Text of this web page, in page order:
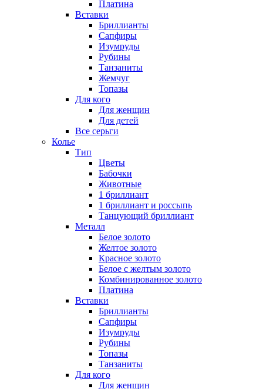
Платина
Вставки
Бриллианты
Сапфиры
Изумруды
Рубины
Танзаниты
Жемчуг
Топазы
Для кого
Для женщин
Для детей
Все серьги
Колье
Тип
Цветы
Бабочки
Животные
1 бриллиант
1 бриллиант и россыпь
Танцующий бриллиант
Металл
Белое золото
Желтое золото
Красное золото
Белое с желтым золото
Комбинированное золото
Платина
Вставки
Бриллианты
Сапфиры
Изумруды
Рубины
Топазы
Танзаниты
Для кого
Для женщин